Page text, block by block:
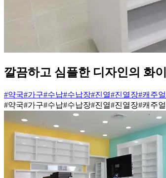
깔끔하고 심플한 디자인의 화
#약국#가구#수납#수납장#진열#진열장#캐주얼
#약국#가구#수납#수납장#진열#진열장#캐주얼